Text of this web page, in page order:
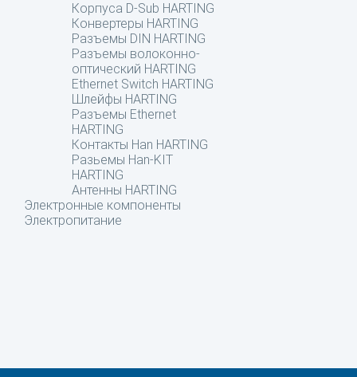
Корпуса D-Sub HARTING
Конвертеры HARTING
Разъемы DIN HARTING
Разъемы волоконно-
оптический HARTING
Ethernet Switch HARTING
Шлейфы HARTING
Разъемы Ethernet
HARTING
Контакты Han HARTING
Разьемы Han-KIT
HARTING
Антенны HARTING
Электронные компоненты
Электропитание